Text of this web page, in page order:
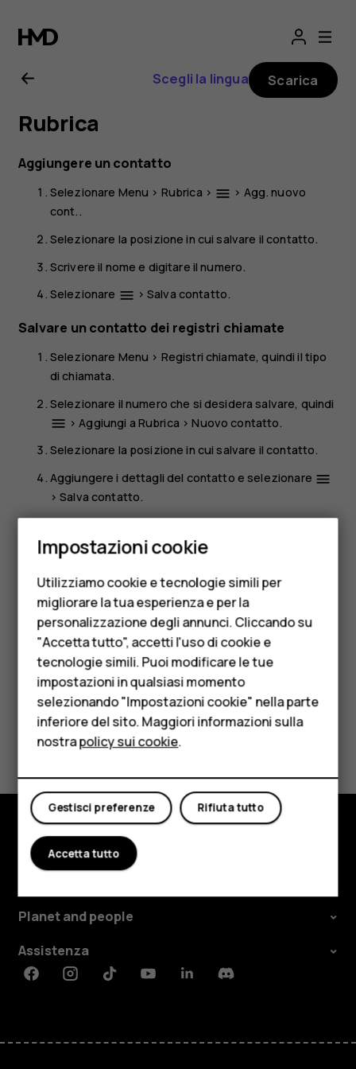
Manuale
d'uso
del
Nokia
225
4G
(2024)
Smartphone
Cellulari
Telefoni per anziani
Accessori
HMD Terra M
Per le imprese
Tablet
Negozio
Il mio account
Scegli la lingua Scarica
Rubrica
Aggiungere un contatto
Selezionare Menu > Rubrica > menu > Agg. nuovo
cont..
Selezionare la posizione in cui salvare il contatto.
Scrivere il nome e digitare il numero.
Selezionare menu >Salva contatto.
Salvare un contatto dei registri chiamate
Selezionare Menu > Registri chiamate, quindi il tipo
di chiamata.
Selezionare il numero che si desidera salvare, quindi
menu > Aggiungi a Rubrica >Nuovo contatto.
Selezionare la posizione in cui salvare il contatto.
Aggiungere i dettagli del contatto e selezionare menu
>Salva contatto.
È possibile chiamare un contatto direttamente dall'elenco
dei contatti.
SelezionareMenu>Rubrica, quindi il contatto che si
desidera chiamare e premere il tasto di chiamata.
Ti è stato d'aiuto?
Sì No
Negozio
Planet and people
Assistenza
FacebookInstagramTiktokYoutubeLinkedinDiscord
Impostazioni cookie
Utilizziamo cookie e tecnologie simili per
migliorare la tua esperienza e per la
personalizzazione degli annunci. Cliccando su
"Accetta tutto", accetti l'uso di cookie e
tecnologie simili. Puoi modificare le tue
impostazioni in qualsiasi momento
selezionando "Impostazioni cookie" nella parte
inferiore del sito. Maggiori informazioni sulla
nostrapolicy sui cookie.
Rifiuta tutto
Gestisci preferenze
Accetta tutto